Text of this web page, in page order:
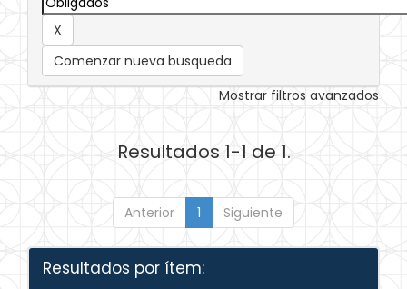
Comenzar nueva busqueda
Mostrar filtros avanzados
Resultados 1-1 de 1.
Anterior 1 Siguiente
Resultados por ítem: